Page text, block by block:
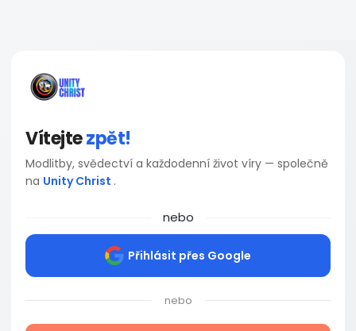
Vítejtezpět!
Modlitby, svědectví a každodenní život víry — společně
na Unity Christ .
nebo
Přihlásit přes Google
nebo